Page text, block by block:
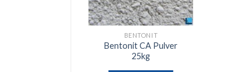
BENTONIT
Bentonit CA Pulver
25kg